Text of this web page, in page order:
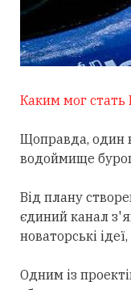
Каким мог
Щоправда, один
водоймище
Від плану
єдиний канал
новаторські
Одним із